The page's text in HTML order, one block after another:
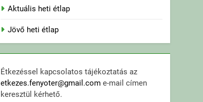
Aktuális heti étlap
Jövő heti étlap
Étkezéssel kapcsolatos tájékoztatás az
etkezes.fenyoter@gmail.come-mail címen
keresztül kérhető.